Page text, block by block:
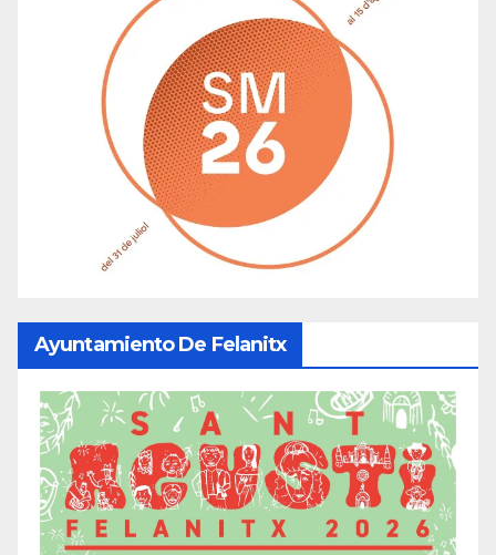
Ayuntamiento De Felanitx